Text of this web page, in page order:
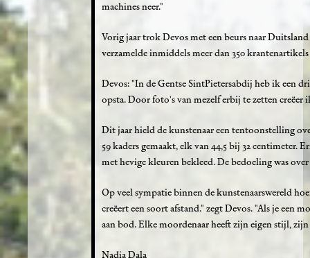
machines neer."
Vorig jaar trok Devos met een beurs naar
verzamelde inmiddels meer dan 350
Devos: "In de Gentse SintPietersabdij heb ik een
opsta. Door foto's van mezelf erbij te zetten creëer
Dit jaar hield de kunstenaar een tentoonstelling
59 kaders gemaakt, elk van 44,5 bij 32
met hevige kleuren bekleed. De bedoeling was
Op veel sympatie binnen de kunstenaarswereld
creëert een soort afstand." zegt Devos. "Als je een
aan bod. Elke moordenaar heeft zijn eigen stijl,
Nadia Dala